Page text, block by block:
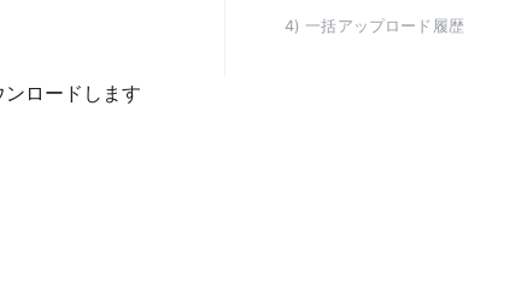
ロードします
4) 一括アップロード履歴